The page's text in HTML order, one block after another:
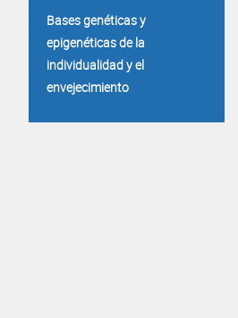
Bases genéticas y
epigenéticas de la
individualidad y el
envejecimiento